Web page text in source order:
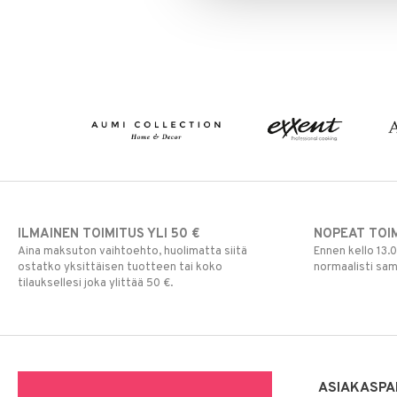
ILMAINEN TOIMITUS YLI 50 €
Aina maksuton vaihtoehto, huolimatta siitä
ostatko yksittäisen tuotteen tai koko
tilauksellesi joka ylittää 50 €.
NOPEAT
Ennen kello
normaalisti